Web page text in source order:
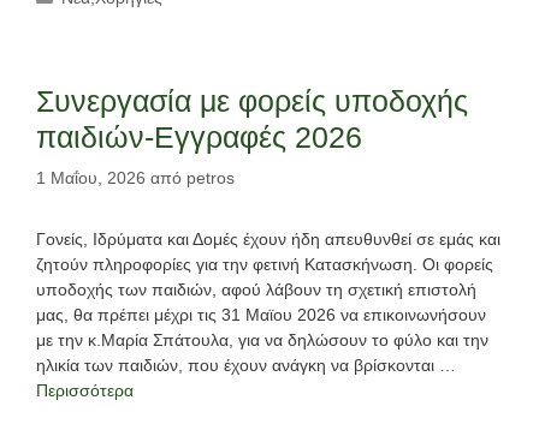
Συνεργασία με φορείς υποδοχής
παιδιών-Εγγραφές 2026
1 Μαΐου, 2026 από petros
Γονείς, Ιδρύματα και Δομές έχουν ήδη απευθυνθεί σε εμάς και
ζητούν πληροφορίες για την φετινή Κατασκήνωση. Οι φορείς
υποδοχής των παιδιών, αφού λάβουν τη σχετική επιστολή
μας, θα πρέπει μέχρι τις 31 Μαϊου 2026 να επικοινωνήσουν
με την κ.Μαρία Σπάτουλα, για να δηλώσουν το φύλο και την
ηλικία των παιδιών, που έχουν ανάγκη να βρίσκονται …
Περισσότερα